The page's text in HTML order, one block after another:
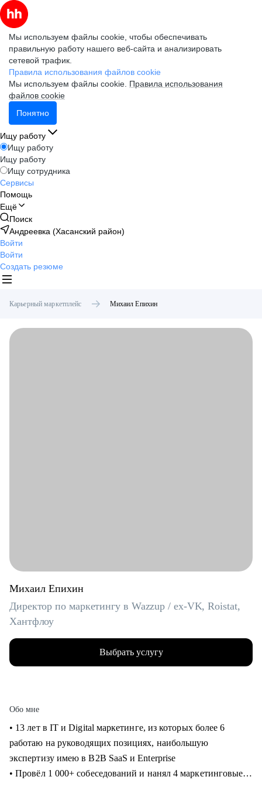
Мы используем файлы cookie, чтобы обеспечивать
правильную работу нашего веб-сайта и анализировать
сетевой трафик.
Правила использования файлов cookie
Мы используем файлы cookie. Правила использования
файлов cookie
Понятно
Ищу работу
Ищу работу
Ищу работу
Ищу сотрудника
Сервисы
Помощь
Ещё
Поиск
Андреевка (Хасанский район)
Войти
Войти
Создать резюме
Карьерный маркетплейс Михаил Епихин
Михаил Епихин
Директор по маркетингу в Wazzup / ex-VK, Roistat,
Хантфлоу
Выбрать услугу
Обо мне
• 13 лет в IT и Digital маркетинге, из которых более 6
работаю на руководящих позициях, наибольшую
экспертизу имею в B2B SaaS и Enterprise
• Провёл 1 000+ собеседований и нанял 4 маркетинговые